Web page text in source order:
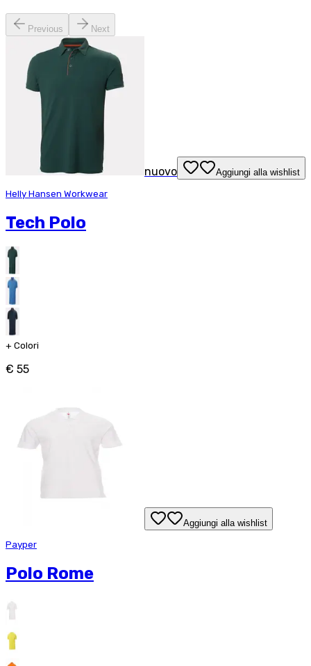
Previous Next
nuovo Aggiungi alla wishlist
Helly Hansen Workwear
Tech Polo
+ Colori
€ 55
Aggiungi alla wishlist
Payper
Polo Rome